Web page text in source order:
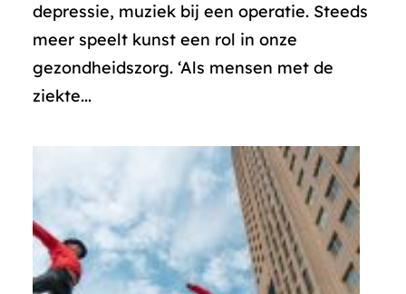
depressie, muziek bij een operatie. Steeds
meer speelt kunst een rol in onze
gezondheidszorg. ‘Als mensen met de
ziekte...